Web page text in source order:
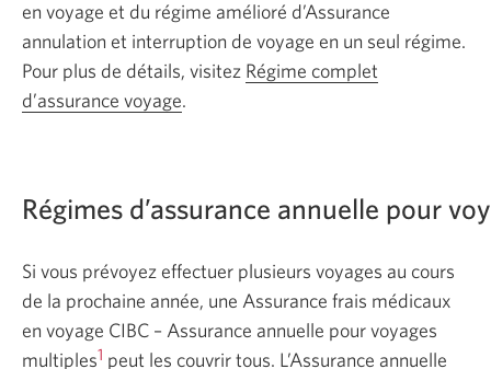
en voyage et du régime amélioré d’Assurance
annulation et interruption de voyage en un seul régime.
Pour plus de détails, visitez Régime complet
d’assurance voyage.
Régimes d’assurance annuelle pour
Si vous prévoyez effectuer plusieurs voyages au cours
de la prochaine année, une Assurance frais médicaux
en voyage CIBC – Assurance annuelle pour voyages
multiples1 peut les couvrir tous. L’Assurance annuelle